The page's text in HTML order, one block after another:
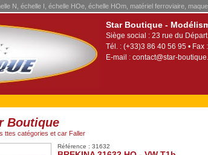
N, échelle I, échelle HOe, échelle HOm, matériel ferroviaire,
Star Boutique -
Siège social : 23 rue du
Tél. : (+33)3 86 40 56 95 • Fax :
E-mail : contact@star-
Boutique
ttes catégories et car Faller
Référence : 31632